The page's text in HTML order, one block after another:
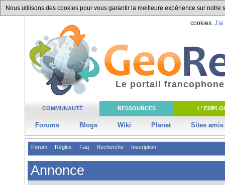
Nous utilisons des cookies pour vous garantir la meilleure expérience sur
cookies. J'ai
COMMUNAUTÉ RESSOURCES L' EMPLOI
Forums Blogs Wiki Planet Sites amis
Le portail
Forum Règles Faq Recherche Inscription
Annonce